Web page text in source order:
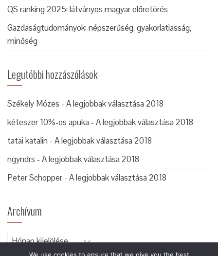
QS ranking 2025: látványos magyar előretörés
Gazdaságtudományok: népszerűség, gyakorlatiasság,
minőség
Legutóbbi hozzászólások
Székely Mózes - A legjobbak választása 2018
kéteszer 10%-os apuka - A legjobbak választása 2018
tatai katalin - A legjobbak választása 2018
ngyndrs - A legjobbak választása 2018
Peter Schopper - A legjobbak választása 2018
Archívum
Archívum